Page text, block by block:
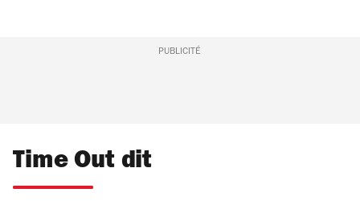
PUBLICITÉ
Time Out dit